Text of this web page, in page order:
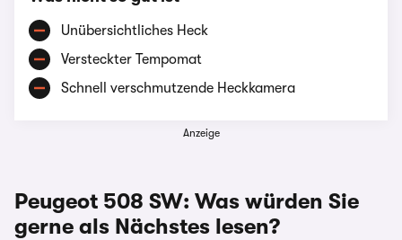
Unübersichtliches Heck
Versteckter Tempomat
Schnell verschmutzende Heckkamera
Anzeige
Peugeot 508 SW: Was würden Sie
gerne als Nächstes lesen?